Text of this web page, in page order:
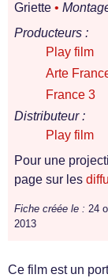
Griette •
Producteurs :
Play film
Arte
France 3
Distributeur :
Play film
Pour une
page sur les
Fiche créée le : 24
2013
Ce film est un